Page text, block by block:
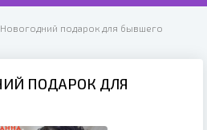
подарок для бывшего
ПОДАРОК ДЛЯ